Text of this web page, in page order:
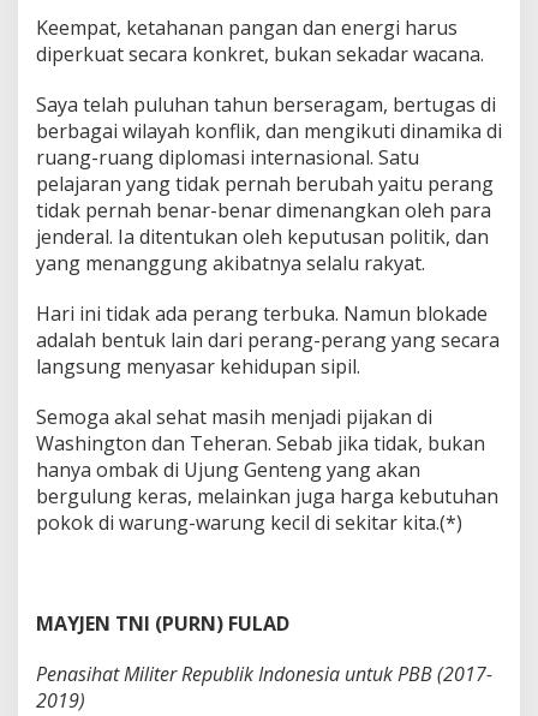
Keempat, ketahanan pangan dan energi harus
diperkuat secara konkret, bukan sekadar wacana.
Saya telah puluhan tahun berseragam, bertugas di
berbagai wilayah konflik, dan mengikuti dinamika di
ruang-ruang diplomasi internasional. Satu
pelajaran yang tidak pernah berubah yaitu perang
tidak pernah benar-benar dimenangkan oleh para
jenderal. Ia ditentukan oleh keputusan politik, dan
yang menanggung akibatnya selalu rakyat.
Hari ini tidak ada perang terbuka. Namun blokade
adalah bentuk lain dari perang-perang yang secara
langsung menyasar kehidupan sipil.
Semoga akal sehat masih menjadi pijakan di
Washington dan Teheran. Sebab jika tidak, bukan
hanya ombak di Ujung Genteng yang akan
bergulung keras, melainkan juga harga kebutuhan
pokok di warung-warung kecil di sekitar kita.(*)
MAYJEN TNI (PURN) FULAD
Penasihat Militer Republik Indonesia untuk PBB (2017-
2019)